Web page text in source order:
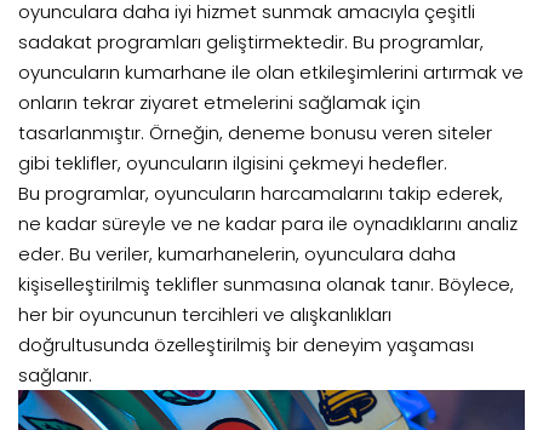
oyunculara daha iyi hizmet sunmak amacıyla çeşitli
sadakat programları geliştirmektedir. Bu programlar,
oyuncuların kumarhane ile olan etkileşimlerini artırmak ve
onların tekrar ziyaret etmelerini sağlamak için
tasarlanmıştır. Örneğin, deneme bonusu veren siteler
gibi teklifler, oyuncuların ilgisini çekmeyi hedefler.
Bu programlar, oyuncuların harcamalarını takip ederek,
ne kadar süreyle ve ne kadar para ile oynadıklarını analiz
eder. Bu veriler, kumarhanelerin, oyunculara daha
kişiselleştirilmiş teklifler sunmasına olanak tanır. Böylece,
her bir oyuncunun tercihleri ve alışkanlıkları
doğrultusunda özelleştirilmiş bir deneyim yaşaması
sağlanır.